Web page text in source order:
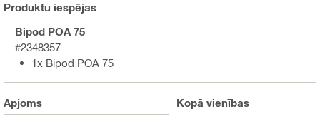
Produktu iespējas
Bipod POA 75
#2348357
1x Bipod POA 75
Apjoms Kopā vienības